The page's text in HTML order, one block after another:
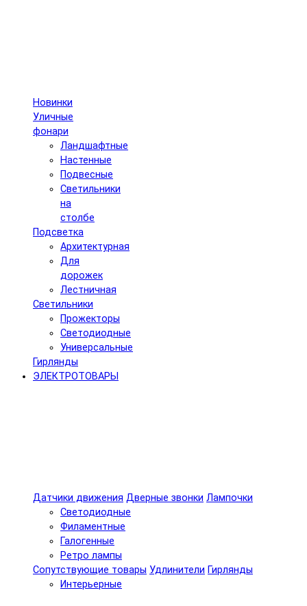
Новинки
Уличные
фонари
Ландшафтные
Настенные
Подвесные
Светильники
на
столбе
Подсветка
Архитектурная
Для
дорожек
Лестничная
Светильники
Прожекторы
Светодиодные
Универсальные
Гирлянды
ЭЛЕКТРОТОВАРЫ
Датчики движения Дверные звонки Лампочки
Светодиодные
Филаментные
Галогенные
Ретро лампы
Сопутствующие товары Удлинители Гирлянды
Интерьерные